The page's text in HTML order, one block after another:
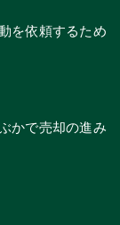
を依頼するため
かで売却の進み